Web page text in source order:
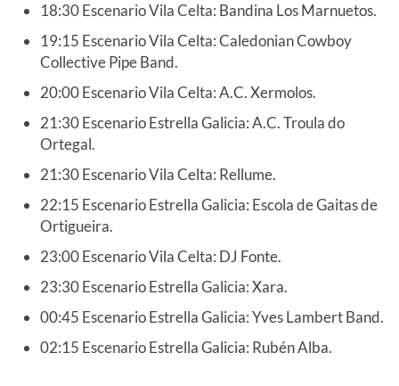
18:30 Escenario Vila Celta: Bandina Los Marnuetos.
19:15 Escenario Vila Celta: Caledonian Cowboy
Collective Pipe Band.
20:00 Escenario Vila Celta: A.C. Xermolos.
21:30 Escenario Estrella Galicia: A.C. Troula do
Ortegal.
21:30 Escenario Vila Celta: Rellume.
22:15 Escenario Estrella Galicia: Escola de Gaitas de
Ortigueira.
23:00 Escenario Vila Celta: DJ Fonte.
23:30 Escenario Estrella Galicia: Xara.
00:45 Escenario Estrella Galicia: Yves Lambert Band.
02:15 Escenario Estrella Galicia: Rubén Alba.